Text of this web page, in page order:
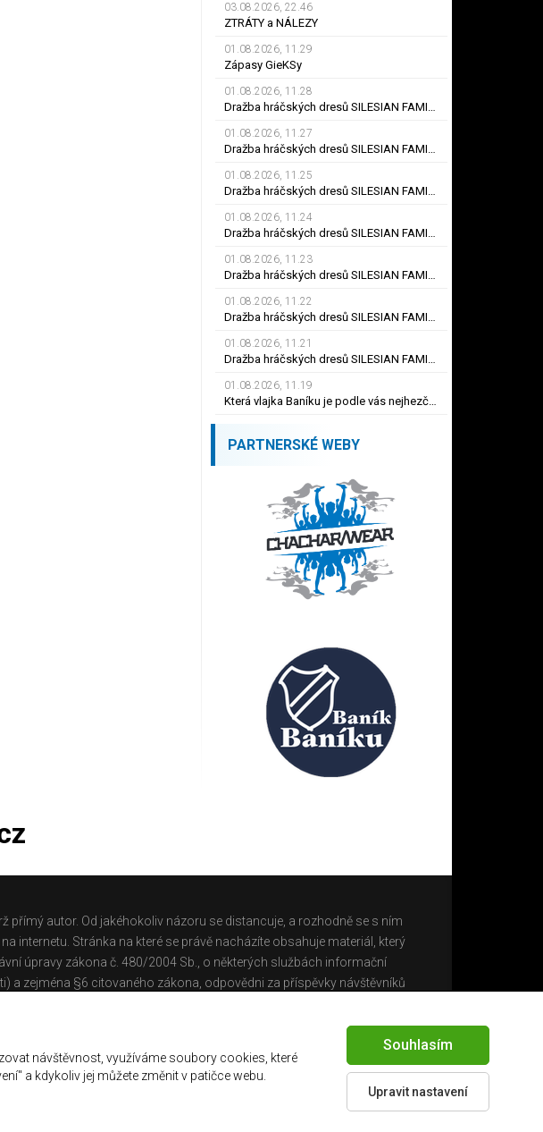
03.08.2026, 22.46
ZTRÁTY a NÁLEZY
01.08.2026, 11.29
Zápasy GieKSy
01.08.2026, 11.28
Dražba hráčských dresů SILESIAN FAMILY - #25 Robert SADOWSKI
01.08.2026, 11.27
Dražba hráčských dresů SILESIAN FAMILY - #22
01.08.2026, 11.25
Dražba hráčských dresů SILESIAN FAMILY - #6
01.08.2026, 11.24
Dražba hráčských dresů SILESIAN FAMILY - #21 Jiří KLÍMA
01.08.2026, 11.23
Dražba hráčských dresů SILESIAN FAMILY - #19 Dyjan Carlos de AZEVEDO
01.08.2026, 11.22
Dražba hráčských dresů SILESIAN FAMILY - #5 Adam JÁNOŠ
01.08.2026, 11.21
Dražba hráčských dresů SILESIAN FAMILY - #1 Viktor BUDÍNSKÝ
01.08.2026, 11.19
Která vlajka Baníku je podle vás nejhezčí ?
PARTNERSKÉ WEBY
přímý autor. Od jakéhokoliv názoru se distancuje, a rozhodně se s ním
internetu. Stránka na které se právě nacházíte obsahuje materiál, který
úpravy zákona č. 480/2004 Sb., o některých službách informační
zejména §6 citovaného zákona, odpovědni za příspěvky návštěvníků
Created by
návštěvnost, využíváme soubory cookies, které
a kdykoliv jej můžete změnit v patičce webu.
Souhlasím
Upravit nastavení